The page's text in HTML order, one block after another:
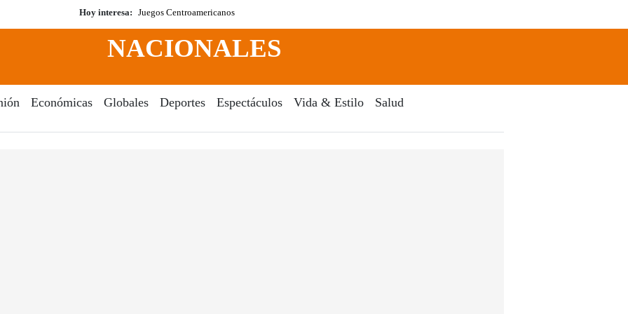
Hoy interesa: Juegos Centroamericanos
Search
NACIONALES
Económicas Globales Deportes Espectáculos Vida & Estilo Salud